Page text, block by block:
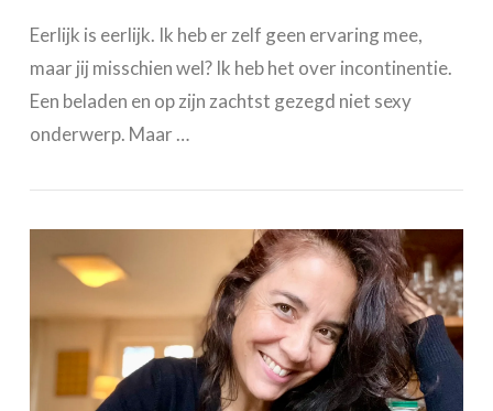
VIEW POST
Eerlijk is eerlijk. Ik heb er zelf geen ervaring mee,
maar jij misschien wel? Ik heb het over incontinentie.
Een beladen en op zijn zachtst gezegd niet sexy
onderwerp. Maar …